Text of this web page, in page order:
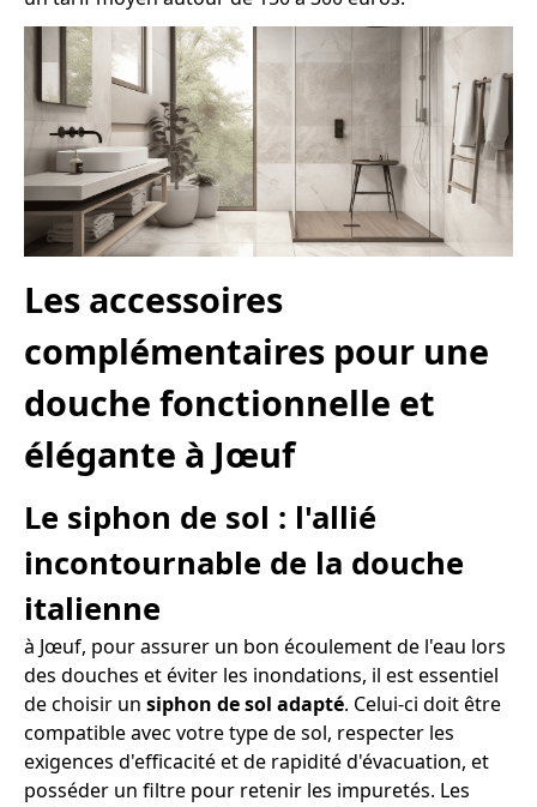
Les accessoires
complémentaires pour une
douche fonctionnelle et
élégante à Jœuf
Le siphon de sol : l'allié
incontournable de la douche
italienne
à Jœuf, pour assurer un bon écoulement de l'eau lors
des douches et éviter les inondations, il est essentiel
de choisir un siphon de sol adapté. Celui-ci doit être
compatible avec votre type de sol, respecter les
exigences d'efficacité et de rapidité d'évacuation, et
posséder un filtre pour retenir les impuretés. Les